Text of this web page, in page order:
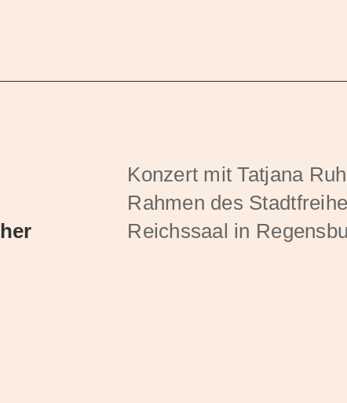
Konzert mit Tatjana
Rahmen des
Reichssaal in